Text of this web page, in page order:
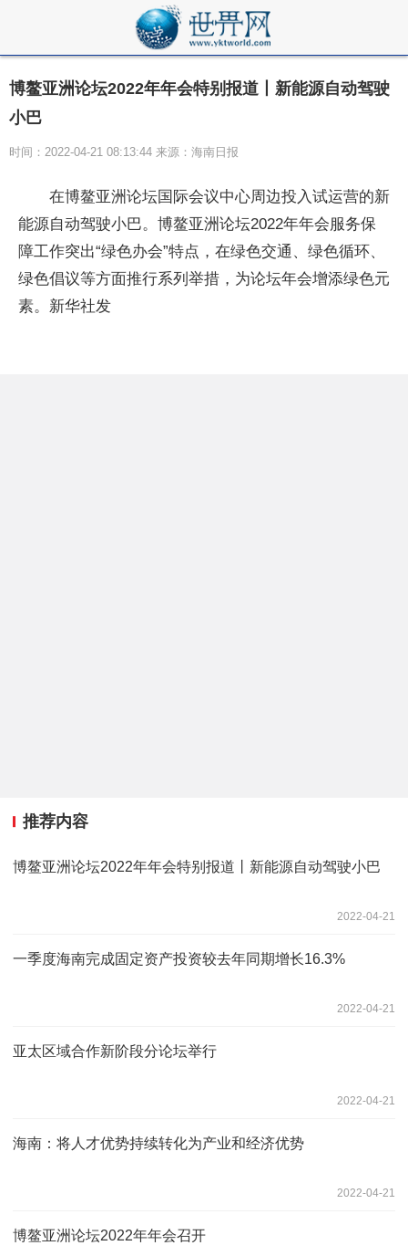
博鳌亚洲论坛2022年年会特别报道丨新能源自动驾驶
小巴
时间：2022-04-21 08:13:44 来源：海南日报
在博鳌亚洲论坛国际会议中心周边投入试运营的新
能源自动驾驶小巴。博鳌亚洲论坛2022年年会服务保
障工作突出“绿色办会”特点，在绿色交通、绿色循环、
绿色倡议等方面推行系列举措，为论坛年会增添绿色元
素。新华社发
推荐内容
博鳌亚洲论坛2022年年会特别报道丨新能源自动驾驶小巴
2022-04-21
一季度海南完成固定资产投资较去年同期增长16.3%
2022-04-21
亚太区域合作新阶段分论坛举行
2022-04-21
海南：将人才优势持续转化为产业和经济优势
2022-04-21
博鳌亚洲论坛2022年年会召开